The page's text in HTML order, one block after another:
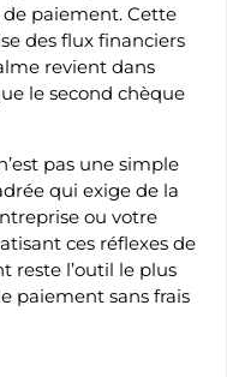
paiement. Cette
des flux financiers
revient dans
le second chèque
pas une simple
qui exige de la
ou votre
ces réflexes de
reste l’outil le plus
paiement sans frais